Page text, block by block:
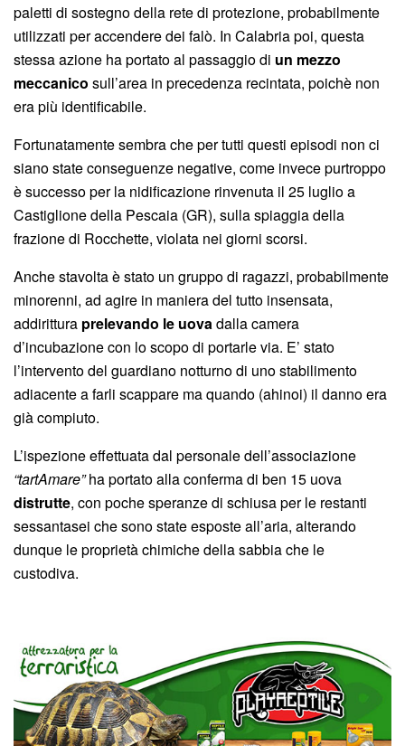
paletti di sostegno della rete di protezione, probabilmente
utilizzati per accendere dei falò. In Calabria poi, questa
stessa azione ha portato al passaggio di un mezzo
meccanico sull’area in precedenza recintata, poichè non
era più identificabile.
Fortunatamente sembra che per tutti questi episodi non ci
siano state conseguenze negative, come invece purtroppo
è successo per la nidificazione rinvenuta il 25 luglio a
Castiglione della Pescaia (GR), sulla spiaggia della
frazione di Rocchette, violata nei giorni scorsi.
Anche stavolta è stato un gruppo di ragazzi, probabilmente
minorenni, ad agire in maniera del tutto insensata,
addirittura prelevando le uovadalla camera
d’incubazione con lo scopo di portarle via. E’ stato
l’intervento del guardiano notturno di uno stabilimento
adiacente a farli scappare ma quando (ahinoi) il danno era
già compiuto.
L’ispezione effettuata dal personale dell’associazione
“tartAmare”ha portato alla conferma di ben 15 uova
distrutte, con poche speranze di schiusa per le restanti
sessantasei che sono state esposte all’aria, alterando
dunque le proprietà chimiche della sabbia che le
custodiva.